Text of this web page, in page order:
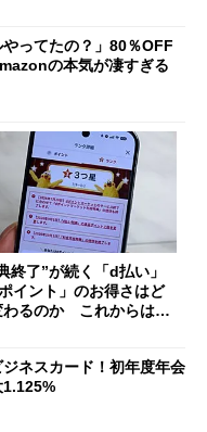
やってたの？」80％OFF
の本気が凄すぎる
終了”が続く「d払い」
ポイント」のお得さはど
わるのか これからは
ネスカード！初年度年会